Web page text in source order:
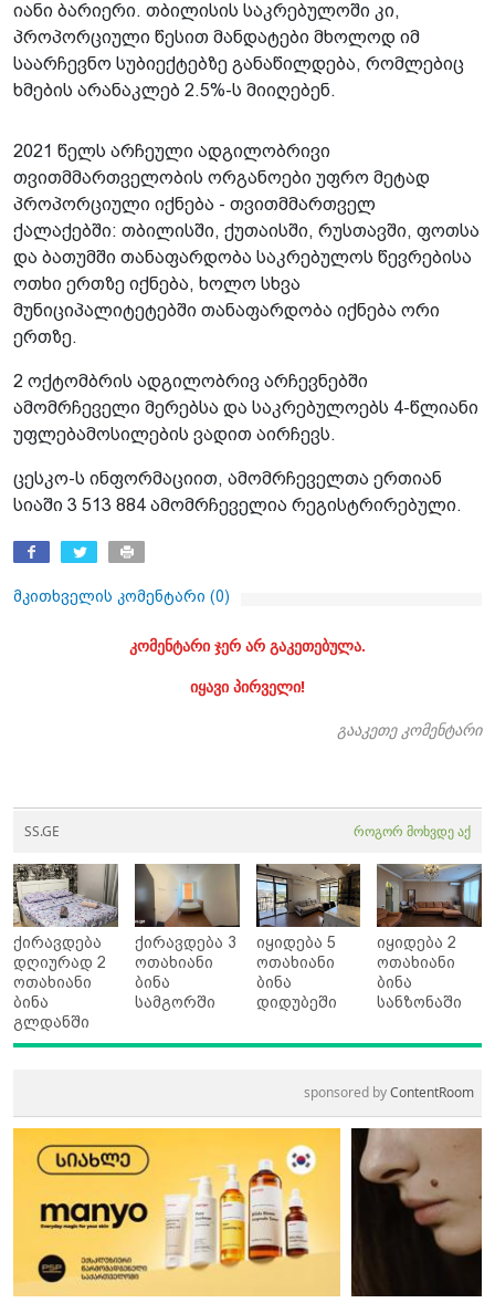
იანი ბარიერი. თბილისის საკრებულოში კი,
პროპორციული წესით მანდატები მხოლოდ იმ
საარჩევნო სუბიექტებზე განაწილდება, რომლებიც
ხმების არანაკლებ 2.5%-ს მიიღებენ.
2021 წელს არჩეული ადგილობრივი
თვითმმართველობის ორგანოები უფრო მეტად
პროპორციული იქნება - თვითმმართველ
ქალაქებში: თბილისში, ქუთაისში, რუსთავში, ფოთსა
და ბათუმში თანაფარდობა საკრებულოს წევრებისა
ოთხი ერთზე იქნება, ხოლო სხვა
მუნიციპალიტეტებში თანაფარდობა იქნება ორი
ერთზე.
2 ოქტომბრის ადგილობრივ არჩევნებში
ამომრჩეველი მერებსა და საკრებულოებს 4-წლიანი
უფლებამოსილების ვადით აირჩევს.
ცესკო-ს ინფორმაციით, ამომრჩეველთა ერთიან
სიაში 3 513 884 ამომრჩეველია რეგისტრირებული.
მკითხველის კომენტარი (0)
კომენტარი ჯერ არ გაკეთებულა.
იყავი პირველი!
გააკეთე კომენტარი
SS.GE როგორ მოხვდე აქ
ქირავდება
დღიურად 2
ოთახიანი
ბინა
გლდანში
ქირავდება 3
ოთახიანი
ბინა
სამგორში
იყიდება 5
ოთახიანი
ბინა
დიდუბეში
იყიდება 2
ოთახიანი
ბინა
სანზონაში
sponsored byContentRoom